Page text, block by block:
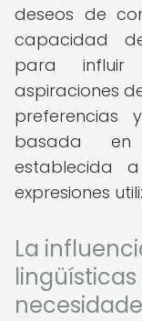
deseos de
capacidad
para
aspiraciones
preferencias
basada en
establecida
expresiones
La